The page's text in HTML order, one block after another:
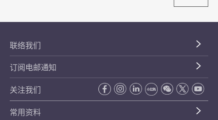
联络我们
订阅电邮通知
关注我们
常用资料